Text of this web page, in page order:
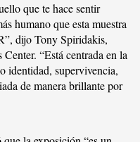
que te hace sentir
humano que esta muestra
dijo Tony Spiridakis,
“Está centrada en la
identidad, supervivencia,
de manera brillante por